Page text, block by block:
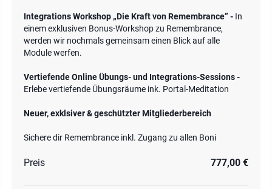
Integrations Workshop „Die Kraft von Remembrance” - In
einem exklusiven Bonus-Workshop zu Remembrance,
werden wir nochmals gemeinsam einen Blick auf alle
Module werfen.
Vertiefende Online Übungs- und Integrations-Sessions -
Erlebe vertiefende Übungsräume ink. Portal-Meditation
Neuer, exklsiver & geschützter Mitgliederbereich
Sichere dir Remembrance inkl. Zugang zu allen Boni
Preis 777,00 €